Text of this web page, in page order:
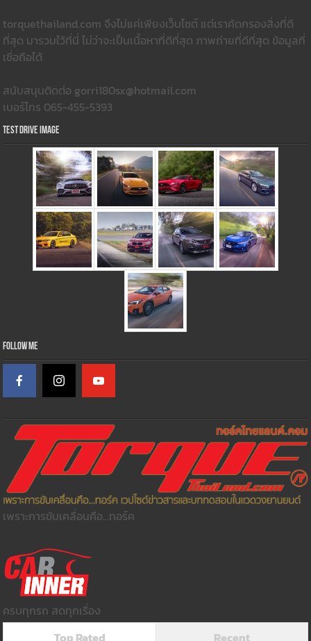
torquethailand.com จึงไม่แค่เพียงเว็บไซต์ แต่เราคัดกรองสิ่งที่ดี
ที่สุด มารวมใว้ที่นี่ ไม่ว่าจะเป็นเนื้อหาที่ดีที่สุด ภาพถ่ายที่ดีที่สุด ข้อมูลที่
เชื่อถือได้
สนับสนุนติดต่อ gorri180sx@hotmail.com
เบอร์โทร 065-455-5393
Test Drive Image
Follow Me
เพราะการขับเคลื่อนคือ...ทอร์ค
ครบทุกรถ สดทุกเรื่อง
Top Rated
Recent